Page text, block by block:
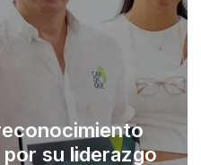
por su liderazgo